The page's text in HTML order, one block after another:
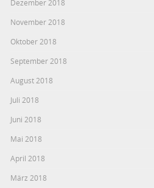
Dezember 2018
November 2018
Oktober 2018
September 2018
August 2018
Juli 2018
Juni 2018
Mai 2018
April 2018
März 2018